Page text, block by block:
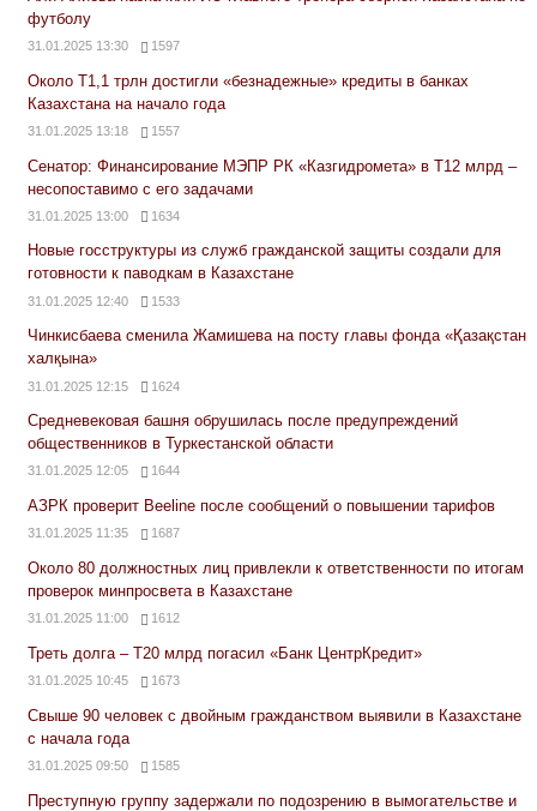
футболу
31.01.2025 13:30 1597
Около Т1,1 трлн достигли «безнадежные» кредиты в банках
Казахстана на начало года
31.01.2025 13:18 1557
Сенатор: Финансирование МЭПР РК «Казгидромета» в Т12 млрд –
несопоставимо с его задачами
31.01.2025 13:00 1634
Новые госструктуры из служб гражданской защиты создали для
готовности к паводкам в Казахстане
31.01.2025 12:40 1533
Чинкисбаева сменила Жамишева на посту главы фонда «Қазақстан
халқына»
31.01.2025 12:15 1624
Средневековая башня обрушилась после предупреждений
общественников в Туркестанской области
31.01.2025 12:05 1644
АЗРК проверит Beeline после сообщений о повышении тарифов
31.01.2025 11:35 1687
Около 80 должностных лиц привлекли к ответственности по итогам
проверок минпросвета в Казахстане
31.01.2025 11:00 1612
Треть долга – Т20 млрд погасил «Банк ЦентрКредит»
31.01.2025 10:45 1673
Свыше 90 человек с двойным гражданством выявили в Казахстане
с начала года
31.01.2025 09:50 1585
Преступную группу задержали по подозрению в вымогательстве и